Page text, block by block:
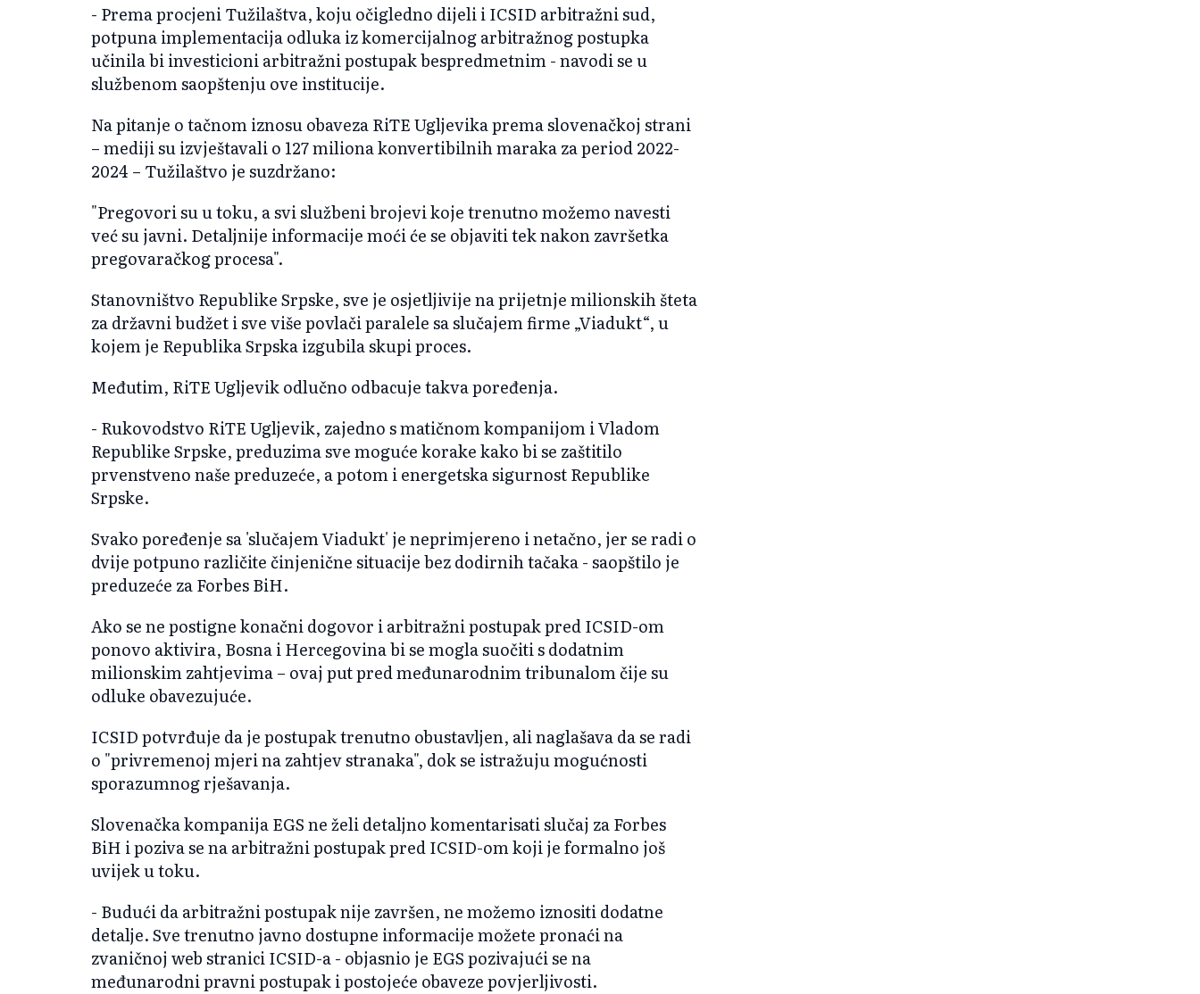
- Prema procjeni Tužilaštva, koju očigledno dijeli i ICSID arbitražni sud,
potpuna implementacija odluka iz komercijalnog arbitražnog postupka
učinila bi investicioni arbitražni postupak bespredmetnim - navodi se u
službenom saopštenju ove institucije.
Na pitanje o tačnom iznosu obaveza RiTE Ugljevika prema slovenačkoj strani
– mediji su izvještavali o 127 miliona konvertibilnih maraka za period 2022-
2024 – Tužilaštvo je suzdržano:
"Pregovori su u toku, a svi službeni brojevi koje trenutno možemo navesti
već su javni. Detaljnije informacije moći će se objaviti tek nakon završetka
pregovaračkog procesa".
Stanovništvo Republike Srpske, sve je osjetljivije na prijetnje milionskih šteta
za državni budžet i sve više povlači paralele sa slučajem firme „Viadukt“, u
kojem je Republika Srpska izgubila skupi proces.
Međutim, RiTE Ugljevik odlučno odbacuje takva poređenja.
- Rukovodstvo RiTE Ugljevik, zajedno s matičnom kompanijom i Vladom
Republike Srpske, preduzima sve moguće korake kako bi se zaštitilo
prvenstveno naše preduzeće, a potom i energetska sigurnost Republike
Srpske.
Svako poređenje sa 'slučajem Viadukt' je neprimjereno i netačno, jer se radi o
dvije potpuno različite činjenične situacije bez dodirnih tačaka - saopštilo je
preduzeće za Forbes BiH.
Ako se ne postigne konačni dogovor i arbitražni postupak pred ICSID-om
ponovo aktivira, Bosna i Hercegovina bi se mogla suočiti s dodatnim
milionskim zahtjevima – ovaj put pred međunarodnim tribunalom čije su
odluke obavezujuće.
ICSID potvrđuje da je postupak trenutno obustavljen, ali naglašava da se radi
o "privremenoj mjeri na zahtjev stranaka", dok se istražuju mogućnosti
sporazumnog rješavanja.
Slovenačka kompanija EGS ne želi detaljno komentarisati slučaj za Forbes
BiH i poziva se na arbitražni postupak pred ICSID-om koji je formalno još
uvijek u toku.
- Budući da arbitražni postupak nije završen, ne možemo iznositi dodatne
detalje. Sve trenutno javno dostupne informacije možete pronaći na
zvaničnoj web stranici ICSID-a - objasnio je EGS pozivajući se na
međunarodni pravni postupak i postojeće obaveze povjerljivosti.